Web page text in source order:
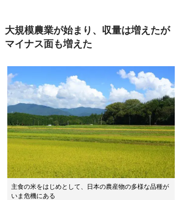
大規模農業が始まり、収量は増えたが
マイナス面も増えた
主食の米をはじめとして、日本の農産物の多様な品種が
いま危機にある